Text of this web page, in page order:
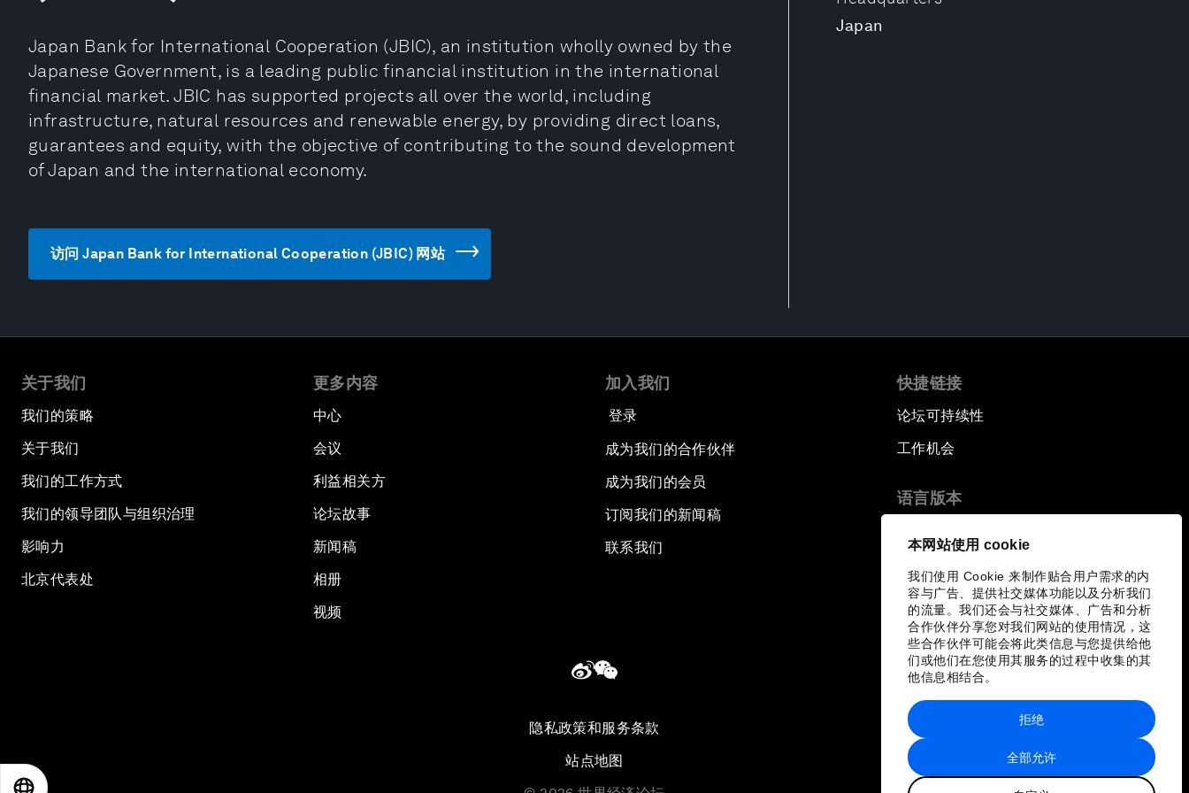
本网站使用 cookie
我们使用 Cookie 来制作贴合用户需求的内
容与广告、提供社交媒体功能以及分析我们
的流量。我们还会与社交媒体、广告和分析
合作伙伴分享您对我们网站的使用情况，这
些合作伙伴可能会将此类信息与您提供给他
们或他们在您使用其服务的过程中收集的其
他信息相结合。
全部允许
拒绝
Japan
Japan Bank for International Cooperation (JBIC), an institution wholly owned by the
Japanese Government, is a leading public financial institution in the international
financial market. JBIC has supported projects all over the world, including
infrastructure, natural resources and renewable energy, by providing direct loans,
guarantees and equity, with the objective of contributing to the sound development
of Japan and the international economy.
访问 Japan Bank for International Cooperation (JBIC) 网站
关于我们
我们的策略
关于我们
我们的工作方式
我们的领导团队与组织治理
影响力
北京代表处
更多内容
中心
会议
利益相关方
论坛故事
新闻稿
相册
视频
加入我们
登录
成为我们的合作伙伴
成为我们的会员
订阅我们的新闻稿
联系我们
快捷链接
论坛可持续性
工作机会
语言版本
隐私政策和服务条款
站点地图